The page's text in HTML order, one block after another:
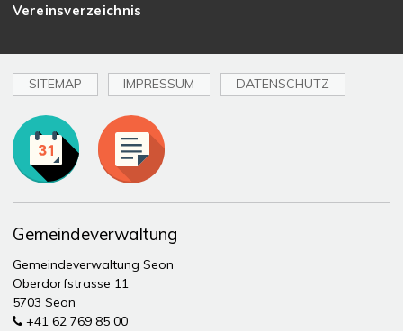
Vereinsverzeichnis
SITEMAP IMPRESSUM DATENSCHUTZ
Toplinks
Gemeindeverwaltung
Gemeindeverwaltung Seon
Oberdorfstrasse 11
5703 Seon
+41 62 769 85 00